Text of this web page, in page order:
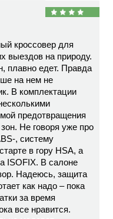
кроссовер для
выездов на природу.
плавно едет. Правда
на нем не
В комплектации
предотвращения
Не говоря уже про
, систему
в гору HSA, а
ISOFIX. В салоне
Надеюсь, защита
как надо – пока
за время
все нравится.